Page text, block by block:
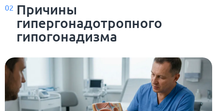
02 Причины
гипергонадотропного
гипогонадизма